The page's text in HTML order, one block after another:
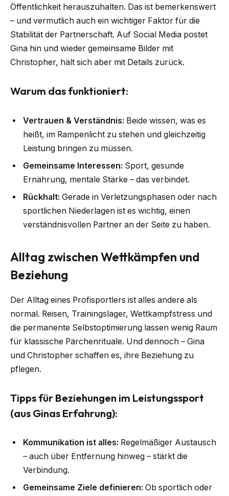
Öffentlichkeit herauszuhalten. Das ist bemerkenswert
– und vermutlich auch ein wichtiger Faktor für die
Stabilität der Partnerschaft. Auf Social Media postet
Gina hin und wieder gemeinsame Bilder mit
Christopher, hält sich aber mit Details zurück.
Warum das funktioniert:
Vertrauen & Verständnis: Beide wissen, was es
heißt, im Rampenlicht zu stehen und gleichzeitig
Leistung bringen zu müssen.
Gemeinsame Interessen: Sport, gesunde
Ernährung, mentale Stärke – das verbindet.
Rückhalt: Gerade in Verletzungsphasen oder nach
sportlichen Niederlagen ist es wichtig, einen
verständnisvollen Partner an der Seite zu haben.
Alltag zwischen Wettkämpfen und
Beziehung
Der Alltag eines Profisportlers ist alles andere als
normal. Reisen, Trainingslager, Wettkampfstress und
die permanente Selbstoptimierung lassen wenig Raum
für klassische Pärchenrituale. Und dennoch – Gina
und Christopher schaffen es, ihre Beziehung zu
pflegen.
Tipps für Beziehungen im Leistungssport
(aus Ginas Erfahrung):
Kommunikation ist alles: Regelmäßiger Austausch
– auch über Entfernung hinweg – stärkt die
Verbindung.
Gemeinsame Ziele definieren: Ob sportlich oder